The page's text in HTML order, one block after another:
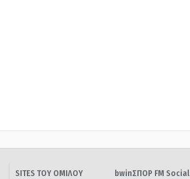
SITES ΤΟΥ ΟΜΙΛΟΥ
bwinΣΠΟΡ FM Social